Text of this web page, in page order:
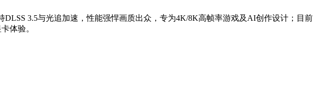
3.5与光追加速，性能强悍画质出众，专为4K/8K高帧率游戏及AI创作设计；目前
体验。